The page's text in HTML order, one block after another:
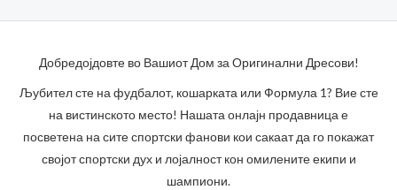
Добредојдовте во Вашиот Дом за Оригинални Дресови!
Љубител сте на фудбалот, кошарката или Формула 1? Вие сте
на вистинското место! Нашата онлајн продавница е
посветена на сите спортски фанови кои сакаат да го покажат
својот спортски дух и лојалност кон омилените екипи и
шампиони.